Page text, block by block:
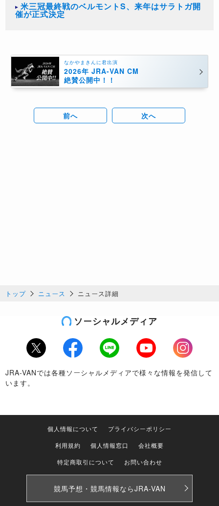
米三冠最終戦のベルモントS、来年はサラトガ開
催が正式決定
なかやまきんに君出演
2026年 JRA-VAN CM
絶賛公開中！！
前へ 次へ
トップ ニュース ニュース詳細
ソーシャルメディア
Twitter Facebook LINE Youtube
Instagram
JRA-VANでは各種ソーシャルメディアで様々な情報を発信して
います。
個人情報について
プライバシーポリシー
利用規約
個人情報窓口
会社概要
特定商取引について
お問い合わせ
競馬予想・競馬情報ならJRA-VAN